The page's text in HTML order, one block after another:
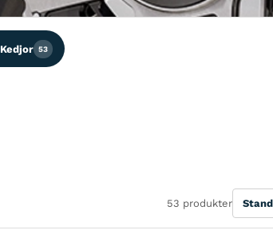
Kedjor 53
53 produkter
Sortera